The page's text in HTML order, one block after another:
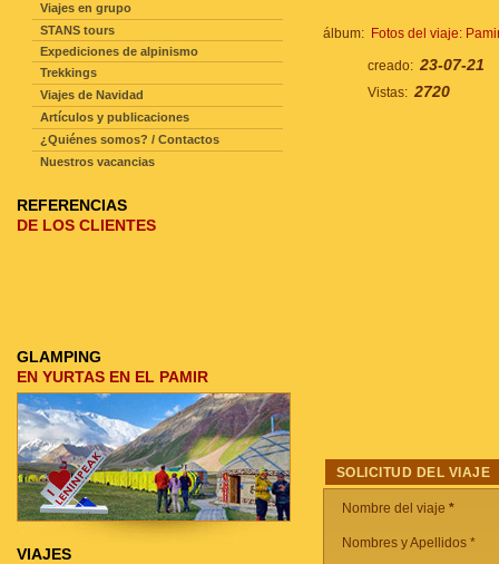
álbum: Fotos del viaje:
creado: 23-07-21
Vistas: 2720
SOLICITUD DEL VIAJE
Nombre del viaje *
Nombres y Apellidos *
Viajes en grupo
STANS tours
Expediciones de alpinismo
Trekkings
Viajes de Navidad
Artículos y publicaciones
¿Quiénes somos? / Contactos
Nuestros vacancias
REFERENCIAS
DE LOS CLIENTES
GLAMPING
EN YURTAS EN EL PAMIR
VIAJES